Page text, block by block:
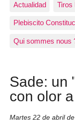
Actualidad Tiros
Plebiscito
Qui sommes nous
Sade: un
con olor
Martes 22 de abril